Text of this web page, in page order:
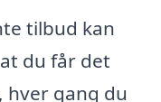
tilbud kan
du får det
hver gang du